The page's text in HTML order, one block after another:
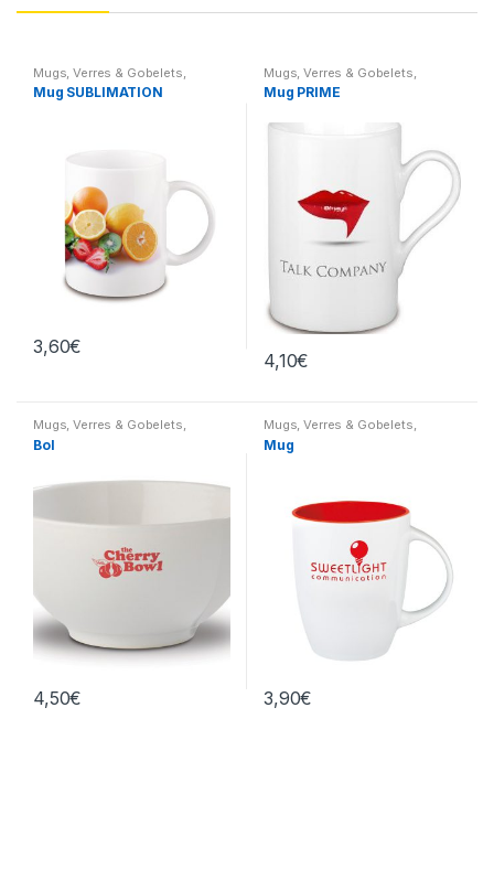
Mugs, Verres & Gobelets
Maison
Mug SUBLIMATION
3,60€
Mugs, Verres & Gobelets
Maison
Mug PRIME
4,10€
Mugs, Verres & Gobelets,
Maison
Bol
4,50€
Mugs, Verres & Gobelets,
Maison
Mug
3,90€